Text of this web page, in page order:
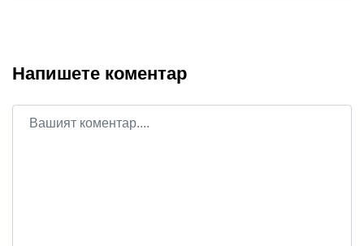
Напишете коментар